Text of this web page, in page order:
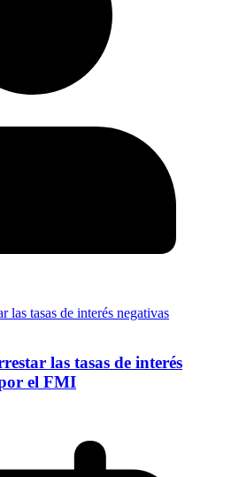
las tasas de interés
el FMI